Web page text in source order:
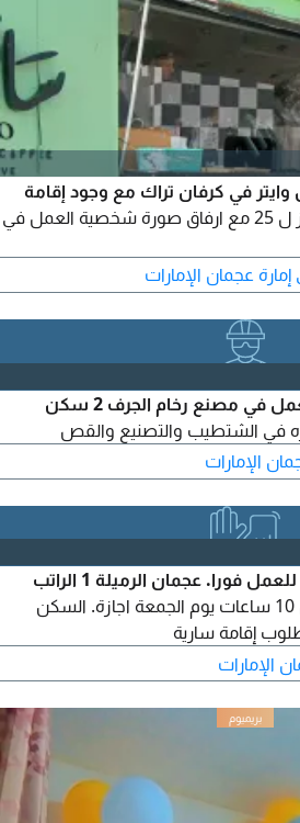
في كرفان تراك مع وجود إقامة
قابلة الاعارة وبعمر لا يتجاوز ل 25 مع ارفاق صورة شخصية العمل في
عجمان الإمارات
مطلوب صنايعيه رخام للعمل في مصنع رخام الجرف 2 سكن
في الشتطيب والتصنيع والقص
الإمارات
مطلوب عامل توزيع مياه للعمل فورا. عجمان الرميلة 1 الراتب
1200 درهم. ساعات العمل 10 ساعات يوم الجمعة اجازة. السكن
إقامة سارية
الإمارات